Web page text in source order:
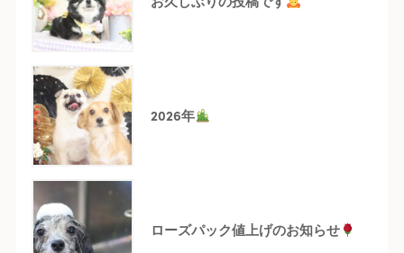
2026年
ローズパック値上げのお知らせ